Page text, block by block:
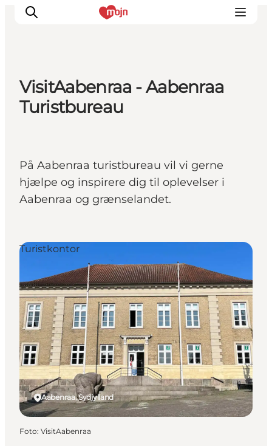
Oplevelser
Planlæg din ferie
Booking
VisitAabenraa - Aabenraa
Turistbureau
På Aabenraa turistbureau vil vi gerne
hjælpe og inspirere dig til oplevelser i
Aabenraa og grænselandet.
Aabenraa, Sydjylland
Turistkontor
Foto: VisitAabenraa